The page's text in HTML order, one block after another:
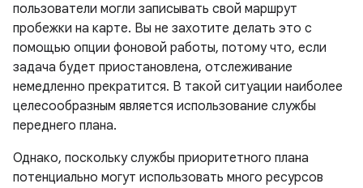
пользователи могли записывать свой маршрут
пробежки на карте. Вы не захотите делать это с
помощью опции фоновой работы, потому что, если
задача будет приостановлена, отслеживание
немедленно прекратится. В такой ситуации наиболее
целесообразным является использование службы
переднего плана.
Однако, поскольку службы приоритетного плана
потенциально могут использовать много ресурсов